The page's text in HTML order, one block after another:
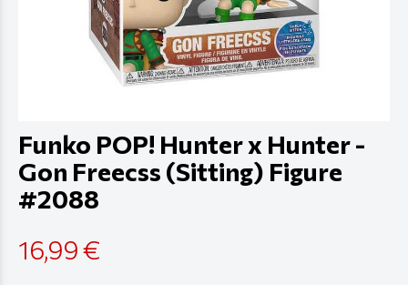
Funko POP! Hunter x Hunter -
Gon Freecss (Sitting) Figure
#2088
16,99 €